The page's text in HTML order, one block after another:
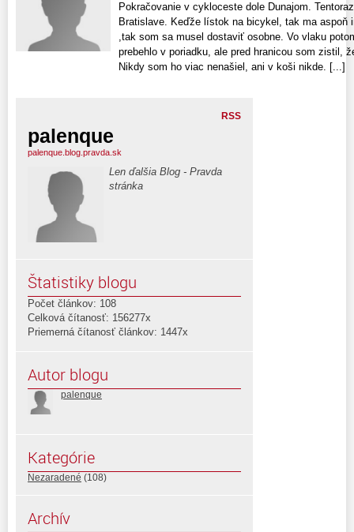
Pokračovanie v cykloceste dole Dunajom.
Bratislave. Keďže lístok na bicykel, tak ma aspoň
,tak som sa musel dostaviť osobne. Vo vlaku
prebehlo v poriadku, ale pred hranicou som zistil,
Nikdy som ho viac nenašiel, ani v koši nikde. [...]
RSS
palenque
palenque.blog.pravda.sk
Len ďalšia Blog - Pravda
stránka
Štatistiky blogu
Počet článkov: 108
Celková čítanosť: 156277x
Priemerná čítanosť článkov: 1447x
Autor blogu
palenque
Kategórie
Nezaradené (108)
Archív